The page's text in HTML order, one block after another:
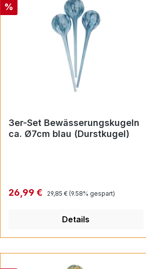
Rabatt
%
3er-Set Bewässerungskugeln
ca. Ø7cm blau (Durstkugel)
Verkaufspreis:
26,99 € Regulärer Preis:
29,85 € (9.58% gespart)
Details